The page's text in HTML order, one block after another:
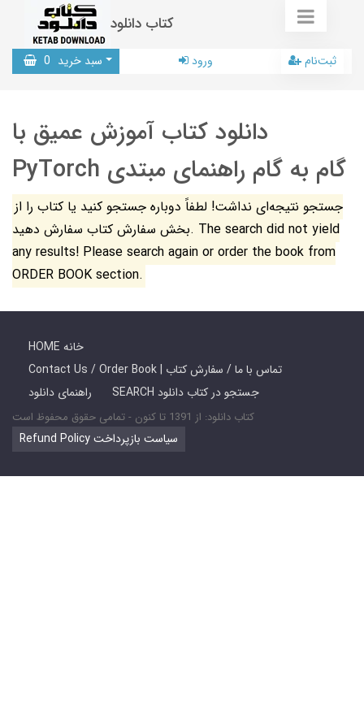
کتاب دانلود
سبد خرید 0 ورود ثبت‌نام
دانلود کتاب آموزش عمیق با
PyTorch گام به گام راهنمای مبتدی
جستجو نتیجه‌ای نداشت! لطفاً دوباره جستجو کنید یا کتاب را از
بخش سفارش کتاب سفارش دهید. The search did not yield
any results! Please search again or order the book from
ORDER BOOK section.
HOME خانه
Contact Us / Order Book | تماس با ما / سفارش کتاب
راهنمای دانلود
SEARCH جستجو در کتاب دانلود
کتاب دانلود: از 1391 تا کنون - تمامی حقوق محفوظ است
Refund Policy سیاست بازپرداخت